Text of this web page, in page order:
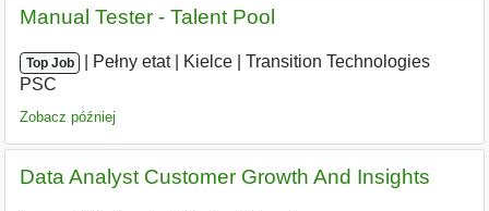
Manual Tester - Talent Pool
Top Job Pełny etat| Kielce
Transition Technologies
PSC
Zobacz później
Data Analyst Customer Growth And Insights